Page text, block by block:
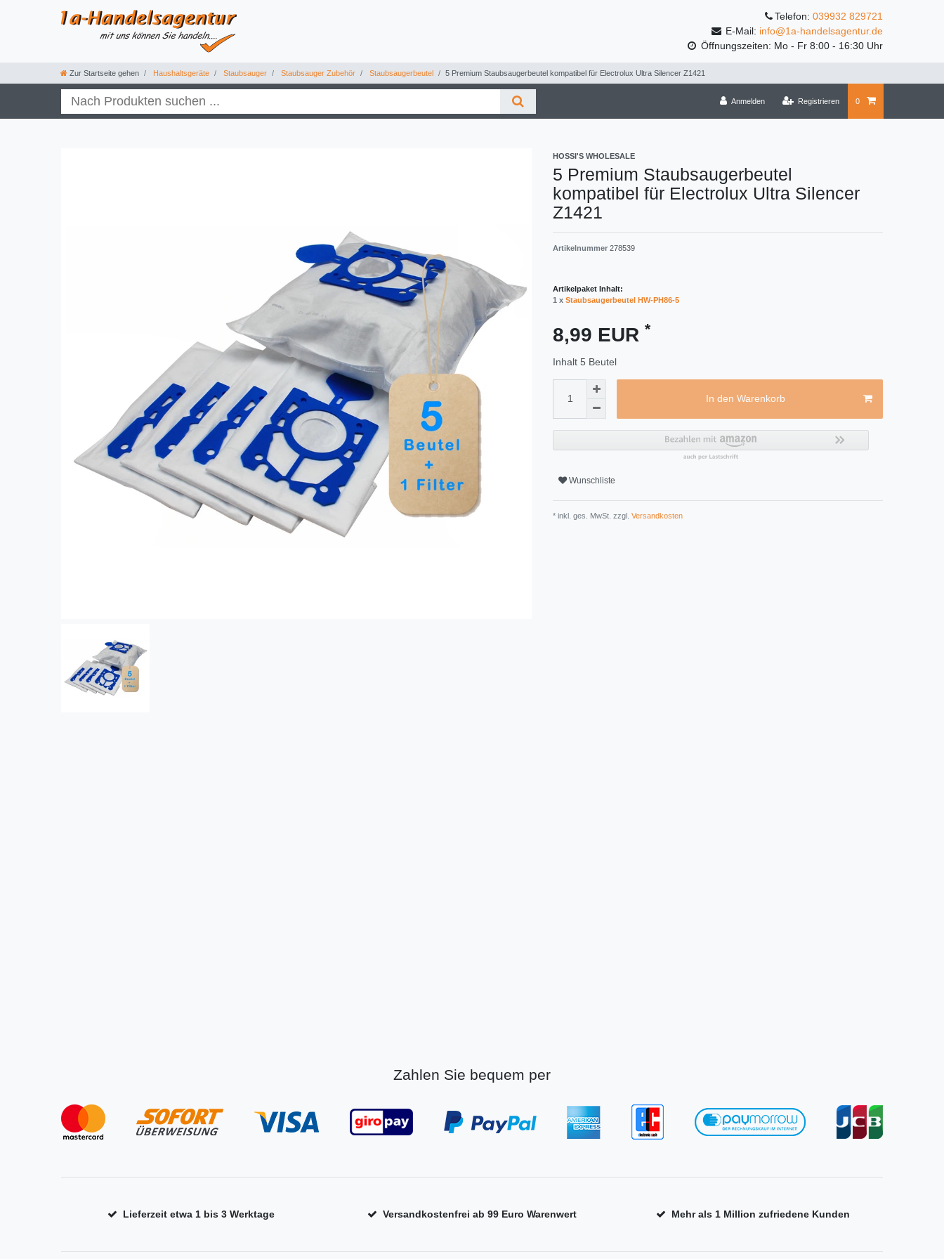
Telefon: 039932 829721
E-Mail: info@1a-handelsagentur.de
Öffnungszeiten: Mo - Fr 8:00 - 16:30 Uhr
Zur Startseite gehen Haushaltsgeräte Staubsauger Staubsauger Zubehör Staubsaugerbeutel 5 Premium Staubsaugerbeutel kompatibel für Electrolux Ultra Silencer Z1421
Anmelden Registrieren 0
HOSSI'S WHOLESALE
5 Premium Staubsaugerbeutel
kompatibel für Electrolux Ultra Silencer
Z1421
Artikelnummer 278539
Artikelpaket Inhalt:
1 x Staubsaugerbeutel HW-PH86-5
8,99 EUR *
Inhalt 5 Beutel
In den Warenkorb
Wunschliste
* inkl. ges. MwSt. zzgl. Versandkosten
Zahlen Sie bequem per
Lieferzeit etwa 1 bis 3 Werktage Versandkostenfrei ab 99 Euro Warenwert Mehr als 1 Million zufriedene Kunden